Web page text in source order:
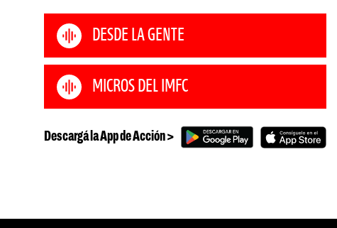
DESDE LA GENTE
MICROS DEL IMFC
Descargá la App de Acción >